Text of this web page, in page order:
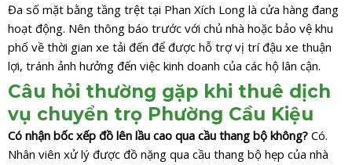
Đa số mặt bằng tầng trệt tại Phan Xích Long là cửa hàng đang
hoạt động. Nên thông báo trước với chủ nhà hoặc bảo vệ khu
phố về thời gian xe tải đến để được hỗ trợ vị trí đậu xe thuận
lợi, tránh ảnh hưởng đến việc kinh doanh của các hộ lân cận.
Câu hỏi thường gặp khi thuê dịch
vụ chuyển trọ Phường Cầu Kiệu
Có nhận bốc xếp đồ lên lầu cao qua cầu thang bộ không? Có.
Nhân viên xử lý được đồ nặng qua cầu thang bộ hẹp của nhà